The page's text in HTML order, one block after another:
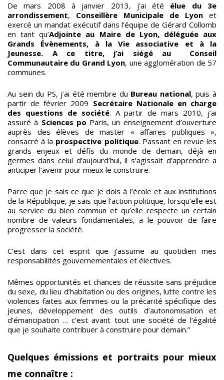
De mars 2008 à janvier 2013, j’ai été élue du 3e
arrondissement, Conseillère Municipale de Lyon et
exercé un mandat exécutif dans l’équipe de Gérard Collomb
en tant qu’Adjointe au Maire de Lyon, déléguée aux
Grands Évènements, à la Vie associative et à la
Jeunesse. A ce titre, j’ai siégé au Conseil
Communautaire du Grand Lyon, une agglomération de 57
communes.
Au sein du PS, j’ai été membre du Bureau national, puis à
partir de février 2009 Secrétaire Nationale en charge
des questions de société. A partir de mars 2010, j’ai
assuré à Sciences po Paris, un enseignement d’ouverture
auprès des élèves de master « affaires publiques »,
consacré à la prospective politique. Passant en revue les
grands enjeux et défis du monde de demain, déjà en
germes dans celui d’aujourd’hui, il s’agissait d’apprendre a
anticiper l’avenir pour mieux le construire.
Parce que je sais ce que je dois à l’école et aux institutions
de la République, je sais que l’action politique, lorsqu’elle est
au service du bien commun et qu’elle respecte un certain
nombre de valeurs fondamentales, a le pouvoir de faire
progresser la société.
C’est dans cet esprit que j’assume au quotidien mes
responsabilités gouvernementales et électives.
Mêmes opportunités et chances de réussite sans préjudice
du sexe, du lieu d’habitation ou des origines, lutte contre les
violences faites aux femmes ou la précarité spécifique des
jeunes, développement des outils d’autonomisation et
d’émancipation … c’est avant tout une société de l’égalité
que je souhaite contribuer à construire pour demain.”
Quelques émissions et portraits pour mieux
me connaître :